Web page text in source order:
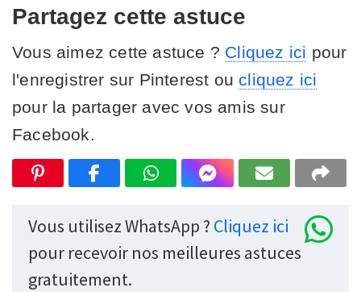
Partagez cette astuce
Vous aimez cette astuce ? Cliquez ici pour
l'enregistrer sur Pinterest ou cliquez ici
pour la partager avec vos amis sur
Facebook.
Vous utilisez WhatsApp ? Cliquez ici
pour recevoir nos meilleures astuces
gratuitement.